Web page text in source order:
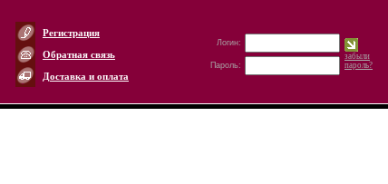
Регистрация
Логин:
Пароль:
забыли
пароль?
Обратная связь
Доставка и оплата